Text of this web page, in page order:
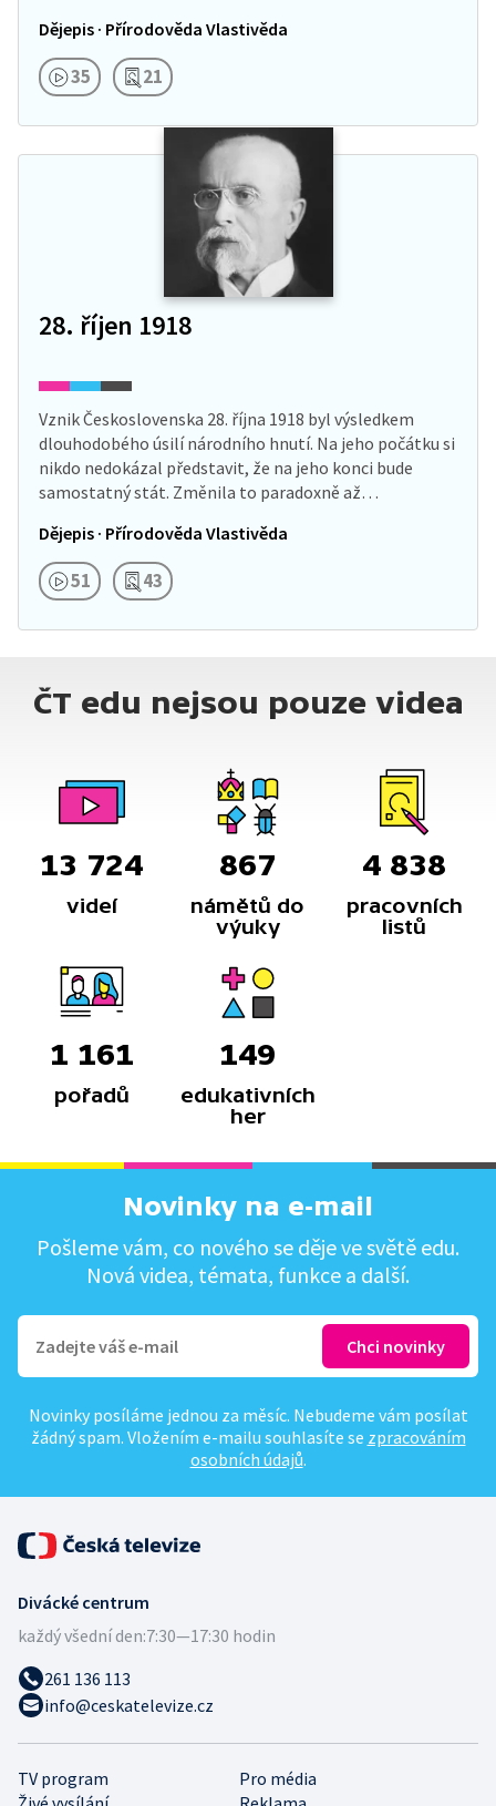
Dějepis · Přírodověda Vlastivěda
35 21
28. říjen 1918
Vznik Československa 28. října 1918 byl výsledkem
dlouhodobého úsilí národního hnutí. Na jeho počátku si
nikdo nedokázal představit, že na jeho konci bude
samostatný stát. Změnila to paradoxně až…
Dějepis · Přírodověda Vlastivěda
51 43
ČT edu nejsou pouze videa
13 724
videí
867
námětů do
výuky
4 838
pracovních
listů
1 161
pořadů
149
edukativních
her
Novinky na e-mail
Pošleme vám, co nového se děje ve světě edu.
Nová videa, témata, funkce a další.
Novinky posíláme jednou za měsíc. Nebudeme vám posílat
žádný spam. Vložením e-mailu souhlasíte se zpracováním
osobních údajů.